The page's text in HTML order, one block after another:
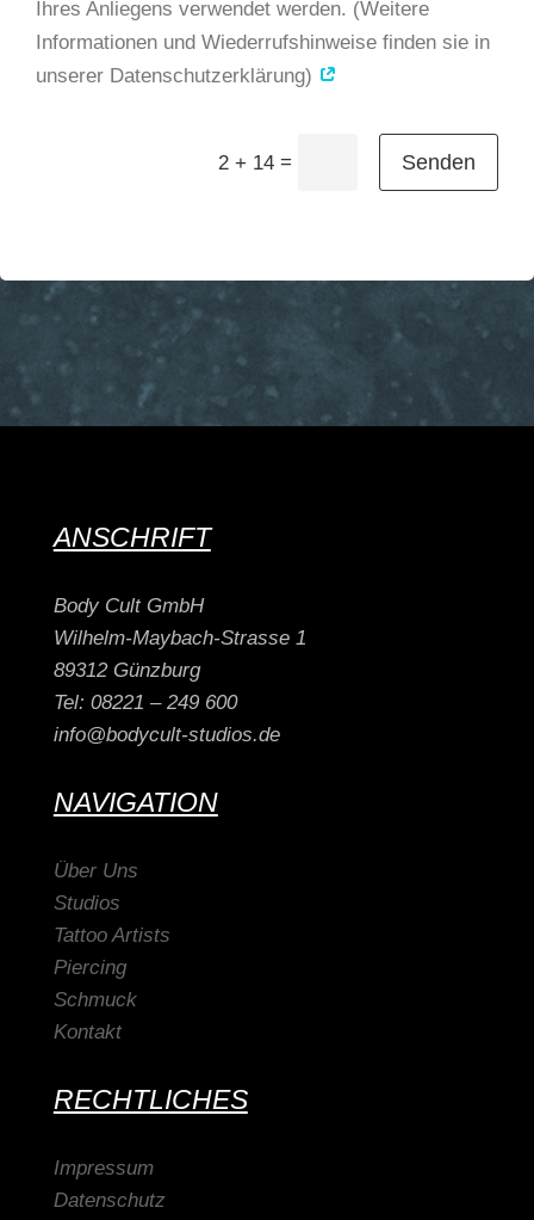
Ihres Anliegens verwendet werden. (Weitere
Informationen und Wiederrufshinweise finden sie in
unserer Datenschutzerklärung)
2 + 14 = Senden
ANSCHRIFT
Body Cult GmbH
Wilhelm-Maybach-Strasse 1
89312 Günzburg
Tel: 08221 – 249 600
info@bodycult-studios.de
NAVIGATION
Über Uns
Studios
Tattoo Artists
Piercing
Schmuck
Kontakt
RECHTLICHES
Impressum
Datenschutz